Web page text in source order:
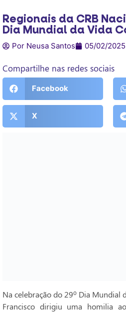
Regionais da CRB
Dia Mundial da Vida
Por Neusa Santos 05/02/2025
Compartilhe nas redes sociais
Facebook
X
Na celebração do 29º Dia Mundial
Francisco dirigiu uma homilia